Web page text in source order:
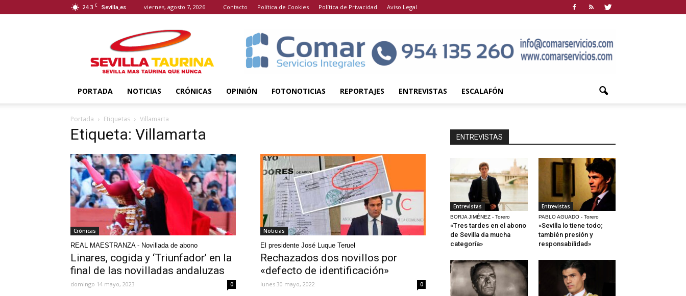
24.3 C Sevilla,es viernes, agosto 7, 2026 Contacto Política de Cookies Política de Privacidad Aviso Legal
Taurina
PORTADA NOTICIAS CRÓNICAS OPINIÓN FOTONOTICIAS REPORTAJES ENTREVISTAS ESCALAFÓN
Portada Etiquetas Villamarta
Etiqueta: Villamarta
Crónicas
REAL MAESTRANZA - Novillada de abono
Linares, cogida y ‘Triunfador’ en la
final de las novilladas andaluzas
domingo 14 mayo, 2023 0
Noticias
El presidente José Luque Teruel
Rechazados dos novillos por
«defecto de identificación»
lunes 30 mayo, 2022 0
ENTREVISTAS
Entrevistas
BORJA JIMÉNEZ - Torero
«Tres tardes en el abono
de Sevilla da mucha
categoría»
Entrevistas
PABLO AGUADO - Torero
«Sevilla lo tiene todo;
también presión y
responsabilidad»